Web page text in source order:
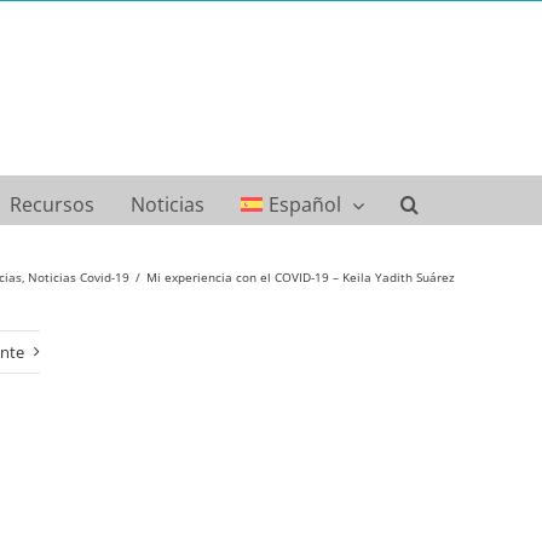
Recursos Noticias Español
Noticias Covid-19 Mi experiencia con el COVID-19 – Keila Yadith Suárez